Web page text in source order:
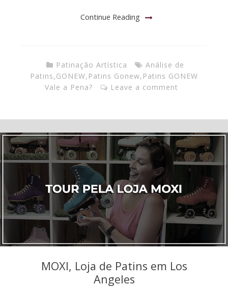
Continue Reading
Patinação Artística
Análise de
Patins,GONEW, Patins Gonew, Patins GONEW
Vale a Pena?
Leave a comment
MOXI, Loja de Patins em Los
Angeles